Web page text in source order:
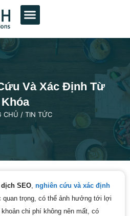
Và Xác Định Từ
Khóa
CHỦ / TIN TỨC
SEO, nghiên cứu và xác định
trọng, có thể ảnh hưởng tới lợi
chi phí không nên mất, có